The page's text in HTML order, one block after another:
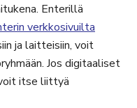
Enterillä
verkkosivuilta
ja laitteisiin, voit
Jos digitaaliset
itse liittyä